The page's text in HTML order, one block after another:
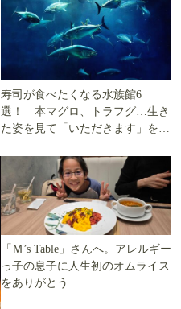
寿司が食べたくなる水族館6
選！ 本マグロ、トラフグ…生き
た姿を見て「いただきます」を考
「Ｍ’s Table」さんへ。アレルギー
っ子の息子に人生初のオムライス
をありがとう